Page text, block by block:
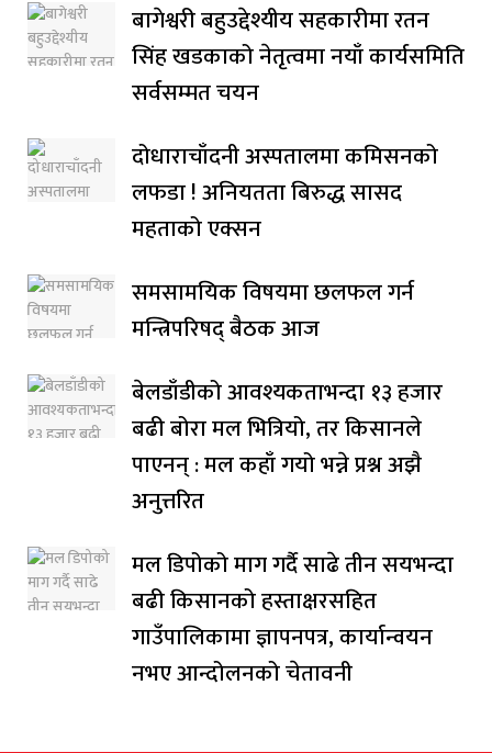
बागेश्वरी बहुउद्देश्यीय सहकारीमा रतन
सिंह खडकाको नेतृत्वमा नयाँ कार्यसमिति
सर्वसम्मत चयन
दोधाराचाँदनी अस्पतालमा कमिसनको
लफडा ! अनियतता बिरुद्ध सासद
महताको एक्सन
समसामयिक विषयमा छलफल गर्न
मन्त्रिपरिषद् बैठक आज
बेलडाँडीको आवश्यकताभन्दा १३ हजार
बढी बोरा मल भित्रियो, तर किसानले
पाएनन् : मल कहाँ गयो भन्ने प्रश्न अझै
अनुत्तरित
मल डिपोको माग गर्दै साढे तीन सयभन्दा
बढी किसानको हस्ताक्षरसहित
गाउँपालिकामा ज्ञापनपत्र, कार्यान्वयन
नभए आन्दोलनको चेतावनी